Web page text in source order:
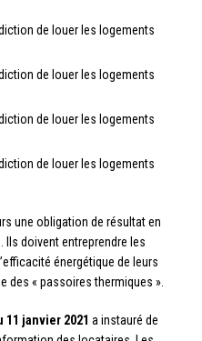
de louer les logements
de louer les logements
de louer les logements
de louer les logements
une obligation de résultat en
Ils doivent entreprendre les
énergétique de leurs
des « passoires thermiques ».
11 janvier 2021 a instauré de